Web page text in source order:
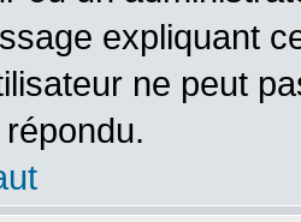
expliquant
ne peut